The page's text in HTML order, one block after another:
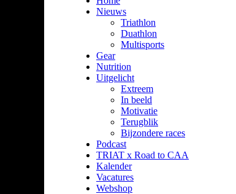
Nieuws
Triathlon
Duathlon
Multisports
Gear
Nutrition
Uitgelicht
Extreem
In beeld
Motivatie
Terugblik
Bijzondere races
Podcast
TRIAT x Road to CAA
Kalender
Vacatures
Webshop